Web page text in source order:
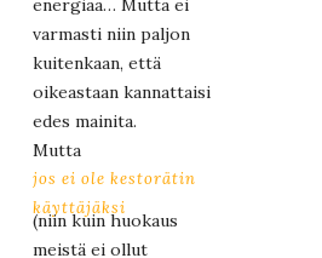
energiaa… Mutta ei
varmasti niin paljon
kuitenkaan, että
oikeastaan kannattaisi
edes mainita.
Mutta
jos ei ole kestorätin
käyttäjäksi
(niin kuin huokaus
meistä ei ollut